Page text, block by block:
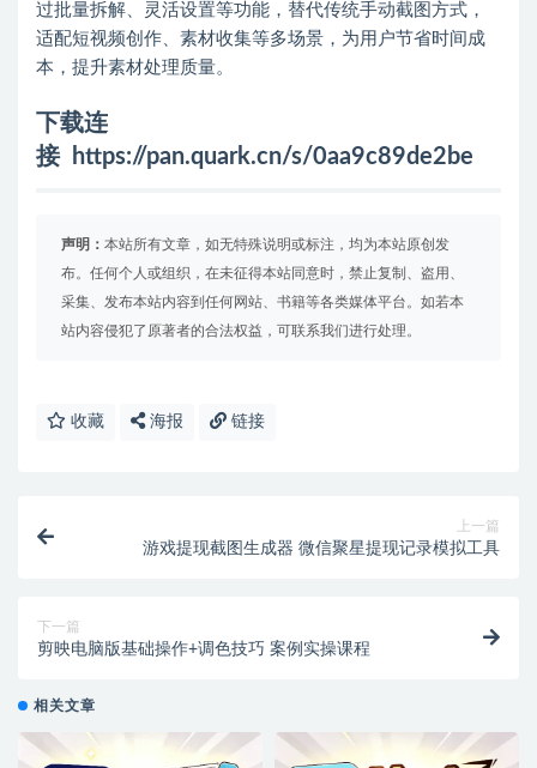
过批量拆解、灵活设置等功能，替代传统手动截图方式，
适配短视频创作、素材收集等多场景，为用户节省时间成
本，提升素材处理质量。
下载连
接 https://pan.quark.cn/s/0aa9c89de2be
声明： 本站所有文章，如无特殊说明或标注，均为本站原创发
布。任何个人或组织，在未征得本站同意时，禁止复制、盗用、
采集、发布本站内容到任何网站、书籍等各类媒体平台。如若本
站内容侵犯了原著者的合法权益，可联系我们进行处理。
收藏 海报 链接
上一篇
游戏提现截图生成器 微信聚星提现记录模拟工具
下一篇
剪映电脑版基础操作+调色技巧 案例实操课程
相关文章